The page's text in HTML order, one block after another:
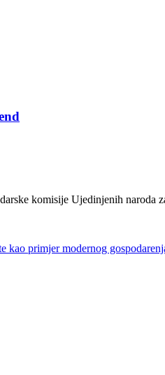
komisije Ujedinjenih naroda
primjer modernog